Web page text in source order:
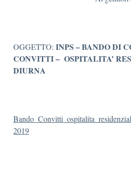
OGGETTO: INPS – BANDO DI
CONVITTI – OSPITALITA’
DIURNA
2019